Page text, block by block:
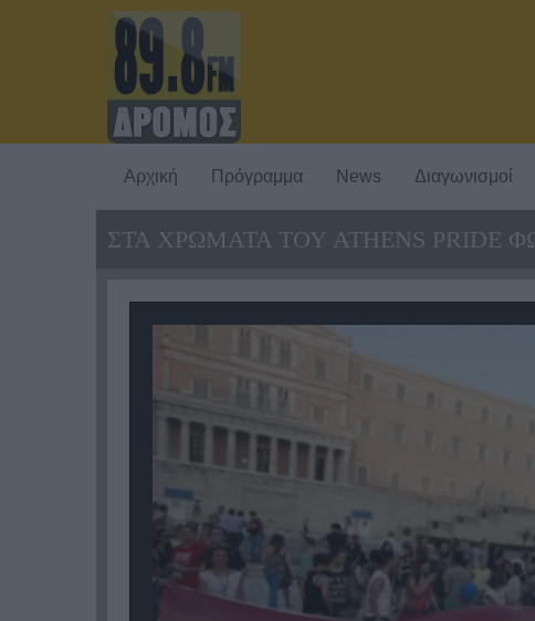
Αρχική Πρόγραμμα News Διαγωνισμοί
ΣΤΑ ΧΡΩΜΑΤΑ ΤΟΥ ATHENS PRIDE